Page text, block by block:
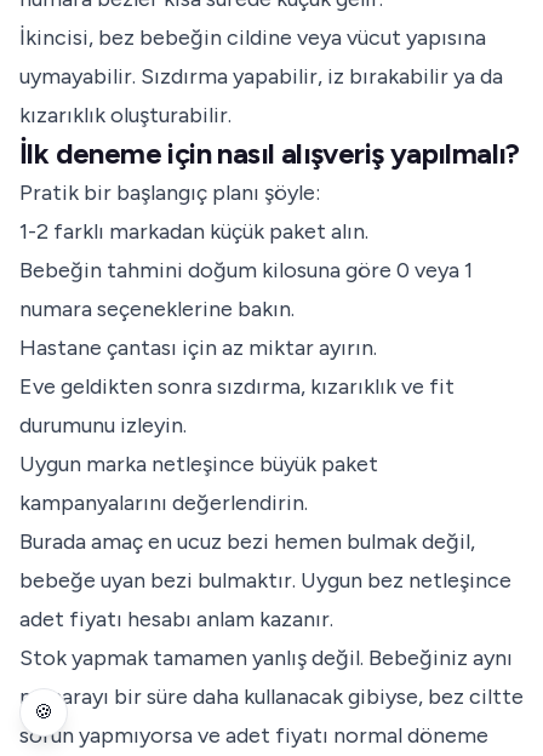
İkincisi, bez bebeğin cildine veya vücut yapısına
uymayabilir. Sızdırma yapabilir, iz bırakabilir ya da
kızarıklık oluşturabilir.
İlk deneme için nasıl alışveriş yapılmalı?
Pratik bir başlangıç planı şöyle:
1-2 farklı markadan küçük paket alın.
Bebeğin tahmini doğum kilosuna göre 0 veya 1
numara seçeneklerine bakın.
Hastane çantası için az miktar ayırın.
Eve geldikten sonra sızdırma, kızarıklık ve fit
durumunu izleyin.
Uygun marka netleşince büyük paket
kampanyalarını değerlendirin.
Burada amaç en ucuz bezi hemen bulmak değil,
bebeğe uyan bezi bulmaktır. Uygun bez netleşince
adet fiyatı hesabı anlam kazanır.
Stok yapmak tamamen yanlış değil. Bebeğiniz aynı
numarayı bir süre daha kullanacak gibiyse, bez ciltte
sorun yapmıyorsa ve adet fiyatı normal döneme
🍪